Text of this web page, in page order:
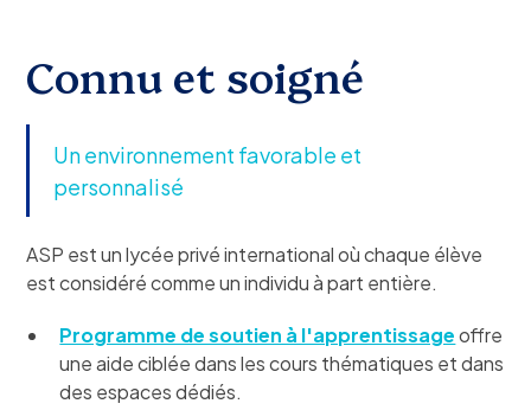
Connu et soigné
Un environnement favorable et
personnalisé
ASP est un lycée privé international où chaque élève
est considéré comme un individu à part entière.
Programme de soutien à l'apprentissageoffre
une aide ciblée dans les cours thématiques et dans
des espaces dédiés.